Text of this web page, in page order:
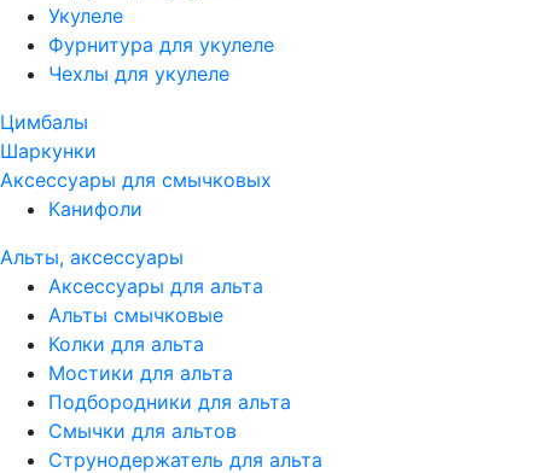
Укулеле
Фурнитура для укулеле
Чехлы для укулеле
Цимбалы
Шаркунки
Аксессуары для смычковых
Канифоли
Альты, аксессуары
Аксессуары для альта
Альты смычковые
Колки для альта
Мостики для альта
Подбородники для альта
Смычки для альтов
Струнодержатель для альта